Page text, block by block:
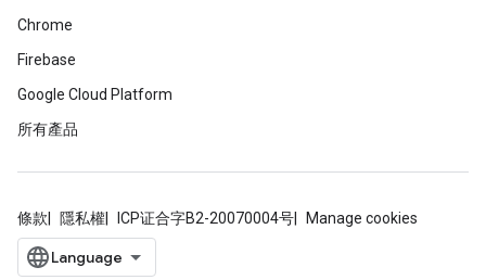
Chrome
Firebase
Google Cloud Platform
所有產品
條款 隱私權 ICP证合字B2-20070004号 Manage cookies